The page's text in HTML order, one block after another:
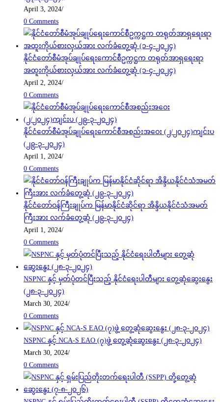
April 3, 2024/
0 Comments
နိုင်ငံတော်စီမံအုပ်ချုပ်ရေးကောင်စီဥက္ကဋ္ဌက တရုတ်အာရှရေးရာ
အထူးကိုယ်စားလှယ်အား လက်ခံတွေ့ဆုံ (၁-၄-၂၀၂၄)
April 2, 2024/
0 Comments
နိုင်ငံတော်စီမံအုပ်ချုပ်ရေးကောင်စီအစည်းအဝေး (၂/၂၀၂၄)ကျင်းပ
(၂၉-၃-၂၀၂၄)
April 1, 2024/
0 Comments
နိုင်ငံတော်ဝန်ကြီးချုပ်က မြန်မာနိုင်ငံဆိုင်ရာ အိန္ဒိယနိုင်ငံသံအမတ်
ကြီးအား လက်ခံတွေ့ဆုံ (၂၉-၃-၂၀၂၄)
April 1, 2024/
0 Comments
NSPNC နှင့် မှတ်ပုံတင်ပြီးသည့် နိုင်ငံရေးပါတီများ တွေ့ဆုံဆွေးနွေး
(၂၈-၃-၂၀၂၄)
March 30, 2024/
0 Comments
NSPNC နှင့် NCA-S EAO (၇)ဖွဲ့ တွေ့ဆုံဆွေးနွေး (၂၈-၃-၂၀၂၄)
March 30, 2024/
0 Comments